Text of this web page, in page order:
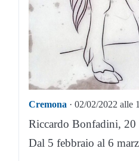
Cremona · 02/02/2022 alle
Riccardo Bonfadini, 20
Dal 5 febbraio al 6